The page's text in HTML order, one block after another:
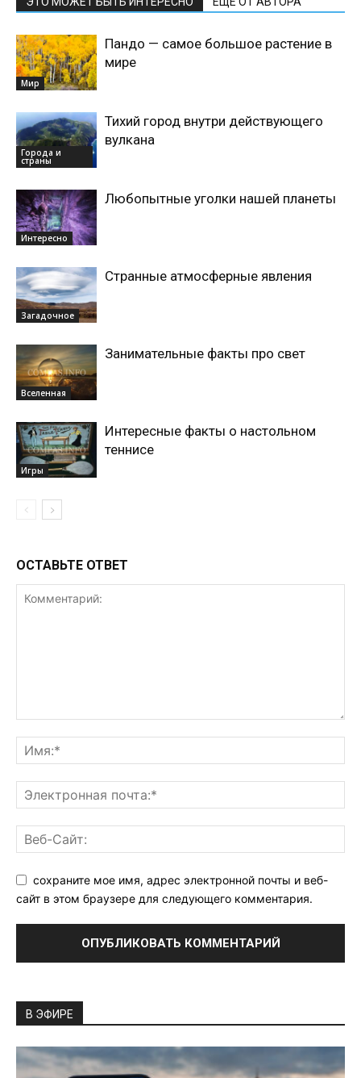
Мир
Пандо — самое большое растение в
мире
Города и
страны
Тихий город внутри действующего
вулкана
Интересно
Любопытные уголки нашей планеты
Загадочное
Странные атмосферные явления
Вселенная
Занимательные факты про свет
Игры
Интересные факты о настольном
теннисе
ОСТАВЬТЕ ОТВЕТ
сохраните мое имя, адрес электронной почты и веб-
сайт в этом браузере для следующего комментария.
В ЭФИРЕ